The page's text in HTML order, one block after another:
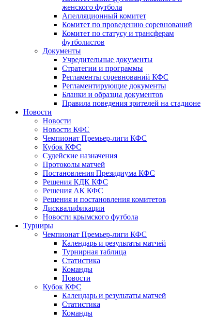
женского футбола
Апелляционный комитет
Комитет по проведению соревнований
Комитет по статусу и трансферам
футболистов
Документы
Учредительные документы
Стратегии и программы
Регламенты соревнований КФС
Регламентирующие документы
Бланки и образцы документов
Правила поведения зрителей на стадионе
Новости
Новости
Новости КФС
Чемпионат Премьер-лиги КФС
Кубок КФС
Судейские назначения
Протоколы матчей
Постановления Президиума КФС
Решения КДК КФС
Решения АК КФС
Решения и постановления комитетов
Дисквалификации
Новости крымского футбола
Турниры
Чемпионат Премьер-лиги КФС
Календарь и результаты матчей
Турнирная таблица
Статистика
Команды
Новости
Кубок КФС
Календарь и результаты матчей
Статистика
Команды